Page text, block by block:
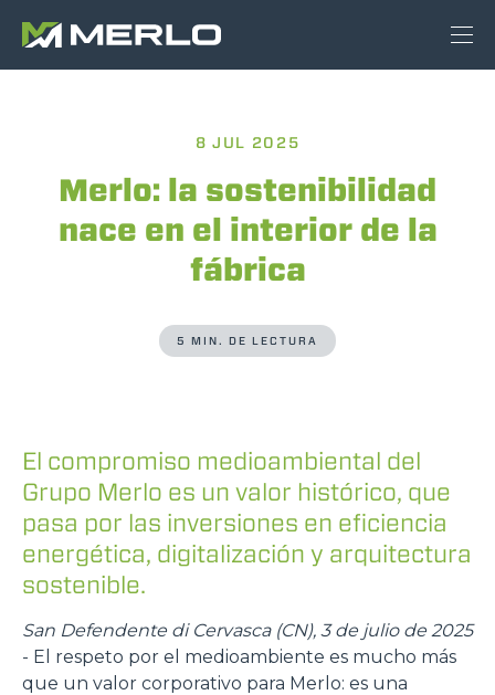
8 JUL 2025
Merlo: la sostenibilidad
nace en el interior de la
fábrica
5 MIN. DE LECTURA
El compromiso medioambiental del
Grupo Merlo es un valor histórico, que
pasa por las inversiones en eficiencia
energética, digitalización y arquitectura
sostenible.
San Defendente di Cervasca (CN), 3 de julio de 2025
- El respeto por el medioambiente es mucho más
que un valor corporativo para Merlo: es una